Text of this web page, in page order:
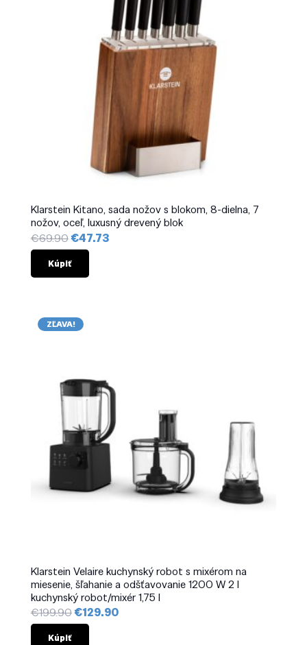
Klarstein Kitano, sada nožov s blokom, 8-dielna, 7
nožov, oceľ, luxusný drevený blok
€69.90 Pôvodná
cena
bola:
€69.90.
€47.73Aktuálna
Kúpiť
ZĽAVA!
Klarstein Velaire kuchynský robot s mixérom na
miesenie, šľahanie a odšťavovanie 1200 W 2 l
kuchynský robot/mixér 1,75 l
€199.90 Pôvodná
cena
€129.90Aktuálna
Kúpiť